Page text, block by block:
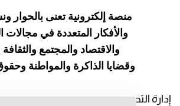
منصة إلكترونية تعنى بالحوار
والأفكار المتعددة في مجالات
والاقتصاد والمجتمع والثقافة
وقضايا الذاكرة والمواطنة
إدارة التحرير